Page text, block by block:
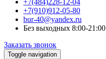
+7(484)228-12-04
+7(910)912-05-80
bur-40@yandex.ru
Без выходных 8:00-21:00
Заказать звонок
Toggle navigation